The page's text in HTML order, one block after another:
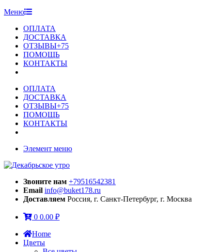
Меню
ОПЛАТА
ДОСТАВКА
ОТЗЫВЫ+75
ПОМОЩЬ
КОНТАКТЫ
ОПЛАТА
ДОСТАВКА
ОТЗЫВЫ+75
ПОМОЩЬ
КОНТАКТЫ
Элемент меню
Звоните нам +79516542381
Email info@buket178.ru
Доставляем Россия, г. Санкт-Петербург, г. Москва
0 0.00 ₽
Home
Цветы